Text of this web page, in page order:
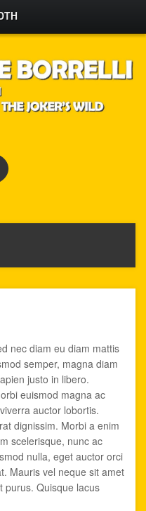
nec diam eu diam mattis
semper, magna diam
justo in libero.
euismod magna ac
auctor lobortis.
dignissim. Morbi a enim
scelerisque, nunc ac
nulla, eget auctor orci
Mauris vel neque sit amet
purus. Quisque lacus